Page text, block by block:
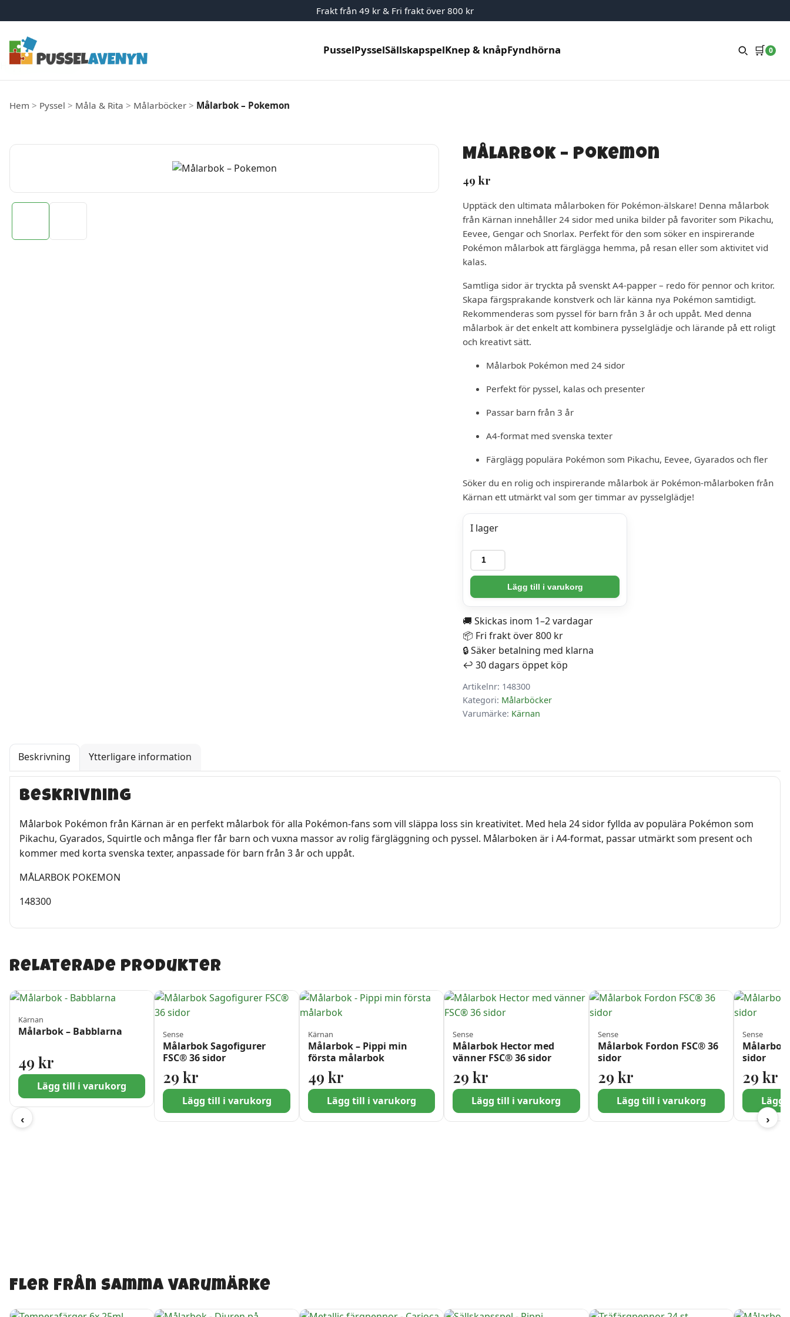
Hoppa till innehåll
Frakt från 49 kr & Fri frakt över 800 kr
PusselPysselSällskapspelKnep & knåpFyndhörna 🛒 0
Hem > Pyssel > Måla & Rita > Målarböcker > Målarbok – Pokemon
Målarbok – Pokemon
49 kr
Upptäck den ultimata målarboken för Pokémon-älskare! Denna målarbok
från Kärnan innehåller 24 sidor med unika bilder på favoriter som Pikachu,
Eevee, Gengar och Snorlax. Perfekt för den som söker en inspirerande
Pokémon målarbok att färglägga hemma, på resan eller som aktivitet vid
kalas.
Samtliga sidor är tryckta på svenskt A4-papper – redo för pennor och kritor.
Skapa färgsprakande konstverk och lär känna nya Pokémon samtidigt.
Rekommenderas som pyssel för barn från 3 år och uppåt. Med denna
målarbok är det enkelt att kombinera pysselglädje och lärande på ett roligt
och kreativt sätt.
Målarbok Pokémon med 24 sidor
Perfekt för pyssel, kalas och presenter
Passar barn från 3 år
A4-format med svenska texter
Färglägg populära Pokémon som Pikachu, Eevee, Gyarados och fler
Söker du en rolig och inspirerande målarbok är Pokémon-målarboken från
Kärnan ett utmärkt val som ger timmar av pysselglädje!
I lager
Målarbok
-
Pokemon
mängd
Lägg till i varukorg
🚚 Skickas inom 1–2 vardagar
📦 Fri frakt över 800 kr
🔒 Säker betalning med klarna
↩️ 30 dagars öppet köp
Artikelnr: 148300
Kategori: Målarböcker
Varumärke: Kärnan
Beskrivning Ytterligare information
Beskrivning
Målarbok Pokémon från Kärnan är en perfekt målarbok för alla Pokémon-fans som vill släppa loss sin kreativitet. Med hela 24 sidor fyllda av populära Pokémon som
Pikachu, Gyarados, Squirtle och många fler får barn och vuxna massor av rolig färgläggning och pyssel. Målarboken är i A4-format, passar utmärkt som present och
kommer med korta svenska texter, anpassade för barn från 3 år och uppåt.
MÅLARBOK POKEMON
148300
Relaterade produkter
‹
Kärnan
Målarbok – Babblarna
49 kr
Lägg till i varukorg
Sense
Målarbok Sagofigurer
FSC® 36 sidor
29kr
Lägg till i varukorg
Kärnan
Målarbok – Pippi min
första målarbok
49 kr
Lägg till i varukorg
Sense
Målarbok Hector med
vänner FSC® 36 sidor
29kr
Lägg till i varukorg
Sense
Målarbok Fordon FSC® 36
sidor
29 kr
Lägg till i varukorg
Sense
Målarbok
sidor
29 kr
Lägg
›
Fler från samma varumärke